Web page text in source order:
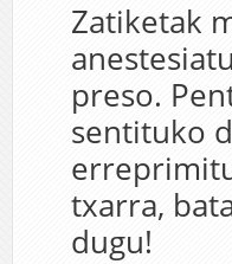
Zatiketak
preso.
sentituko
txarra,
dugu!